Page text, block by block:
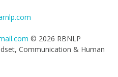
© 2026 RBNLP
Communication & Human